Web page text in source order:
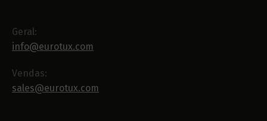
Geral:
info@eurotux.com
Vendas:
sales@eurotux.com